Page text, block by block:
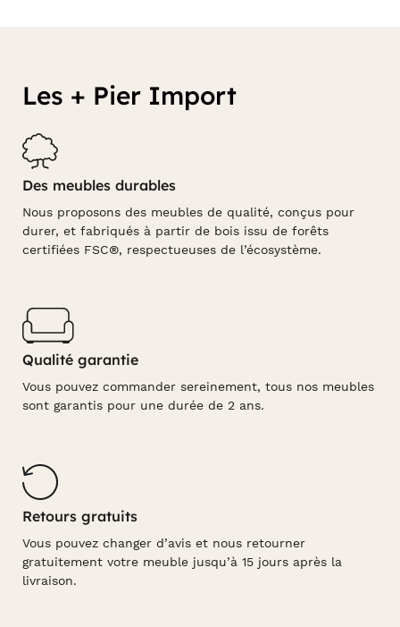
Les + Pier Import
Des meubles durables
Nous proposons des meubles de qualité, conçus pour
durer, et fabriqués à partir de bois issu de forêts
certifiées FSC®, respectueuses de l’écosystème.
Qualité garantie
Vous pouvez commander sereinement, tous nos meubles
sont garantis pour une durée de 2 ans.
Retours gratuits
Vous pouvez changer d’avis et nous retourner
gratuitement votre meuble jusqu’à 15 jours après la
livraison.